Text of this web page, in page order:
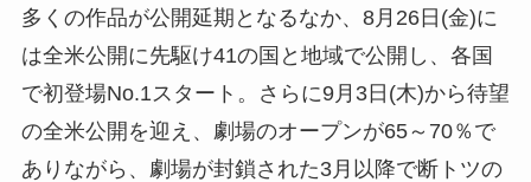
多くの作品が公開延期となるなか、8月26日(金)に
は全米公開に先駆け41の国と地域で公開し、各国
で初登場No.1スタート。さらに9月3日(木)から待望
の全米公開を迎え、劇場のオープンが65～70％で
ありながら、劇場が封鎖された3月以降で断トツの